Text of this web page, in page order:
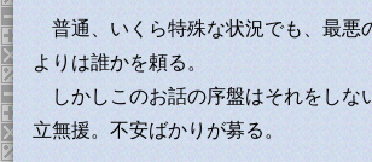
普通、いくら特殊な状況でも、最悪
よりは誰かを頼る。
しかしこのお話の序盤はそれをしな
立無援。不安ばかりが募る。